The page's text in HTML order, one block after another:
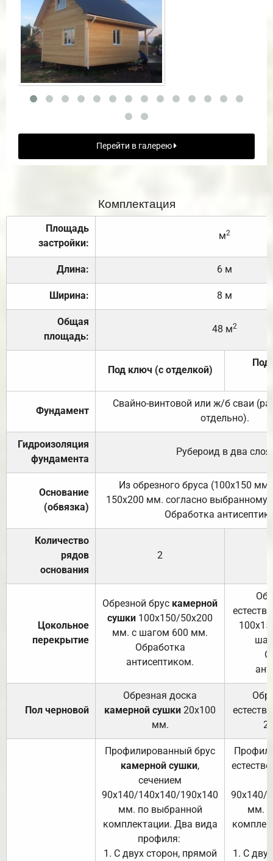
Перейти в галерею
Комплектация
Площадь
застройки:
м2
Длина: 6 м
Ширина: 8 м
Общая
площадь:
48 м2
Под ключ (с отделкой)
Под
Фундамент
Свайно-винтовой или ж/б сваи
отдельно).
Гидроизоляция
фундамента
Рубероид в два слоя.
Основание
(обвязка)
Из обрезного бруса (100х150
150х200 мм. согласно выбранному
Обработка
Количество
рядов
основания
2
Цокольное
перекрытие
Обрезной брус камерной
сушки 100х150/50х200
мм. с шагом 600 мм.
Обработка
антисептиком.
Пол черновой
Обрезная доска
камерной сушки 20х100
мм.
Профилированный брус
камерной сушки,
сечением
90х140/140х140/190х140
мм. по выбранной
комплектации. Два вида
профиля:
1. С двух сторон, прямой
90х140/
мм.
1. С